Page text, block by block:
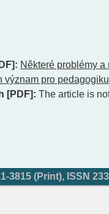
Některé problémy
pro pedagogiku
[PDF]: The article is
3815 (Print), ISSN